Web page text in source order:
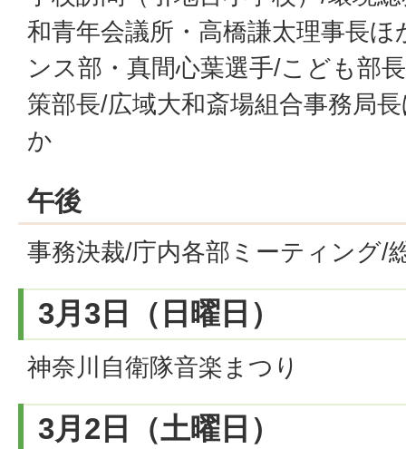
和青年会議所・高橋謙太理事長
ンス部・真間心葉選手/こども部
策部長/広域大和斎場組合事務局
か
午後
事務決裁/庁内各部ミーティング/
3月3日（日曜日）
神奈川自衛隊音楽まつり
3月2日（土曜日）